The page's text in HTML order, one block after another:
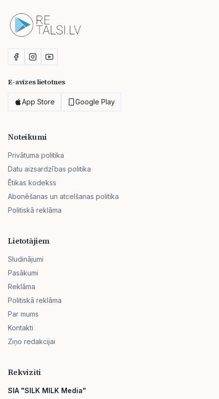
E-avīzes lietotnes
App Store Google Play
Noteikumi
Privātuma politika
Datu aizsardzības politika
Ētikas kodekss
Abonēšanas un atcelšanas politika
Politiskā reklāma
Lietotājiem
Sludinājumi
Pasākumi
Reklāma
Politiskā reklāma
Par mums
Kontakti
Ziņo redakcijai
Rekvizīti
SIA "SILK MILK Media"